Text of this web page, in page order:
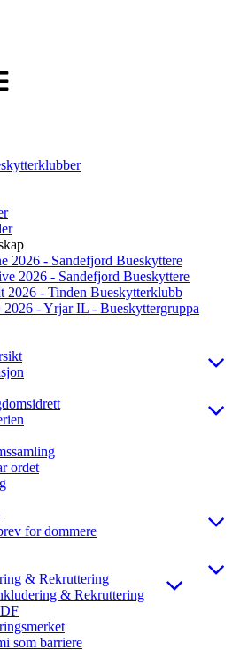
2026 - Sandefjord Bueskyttere
2026 - Sandefjord Bueskyttere
2026 - Tinden Bueskytterklubb
- Yrjar IL - Bueskyttergruppa
ordet
for dommere
& Rekruttering
& Rekruttering
som barriere